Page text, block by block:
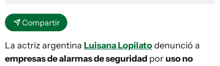
Compartir
La actriz argentina Luisana Lopilatodenunció a
empresas de alarmas de seguridad por uso no